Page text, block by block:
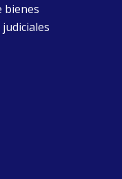
bienes